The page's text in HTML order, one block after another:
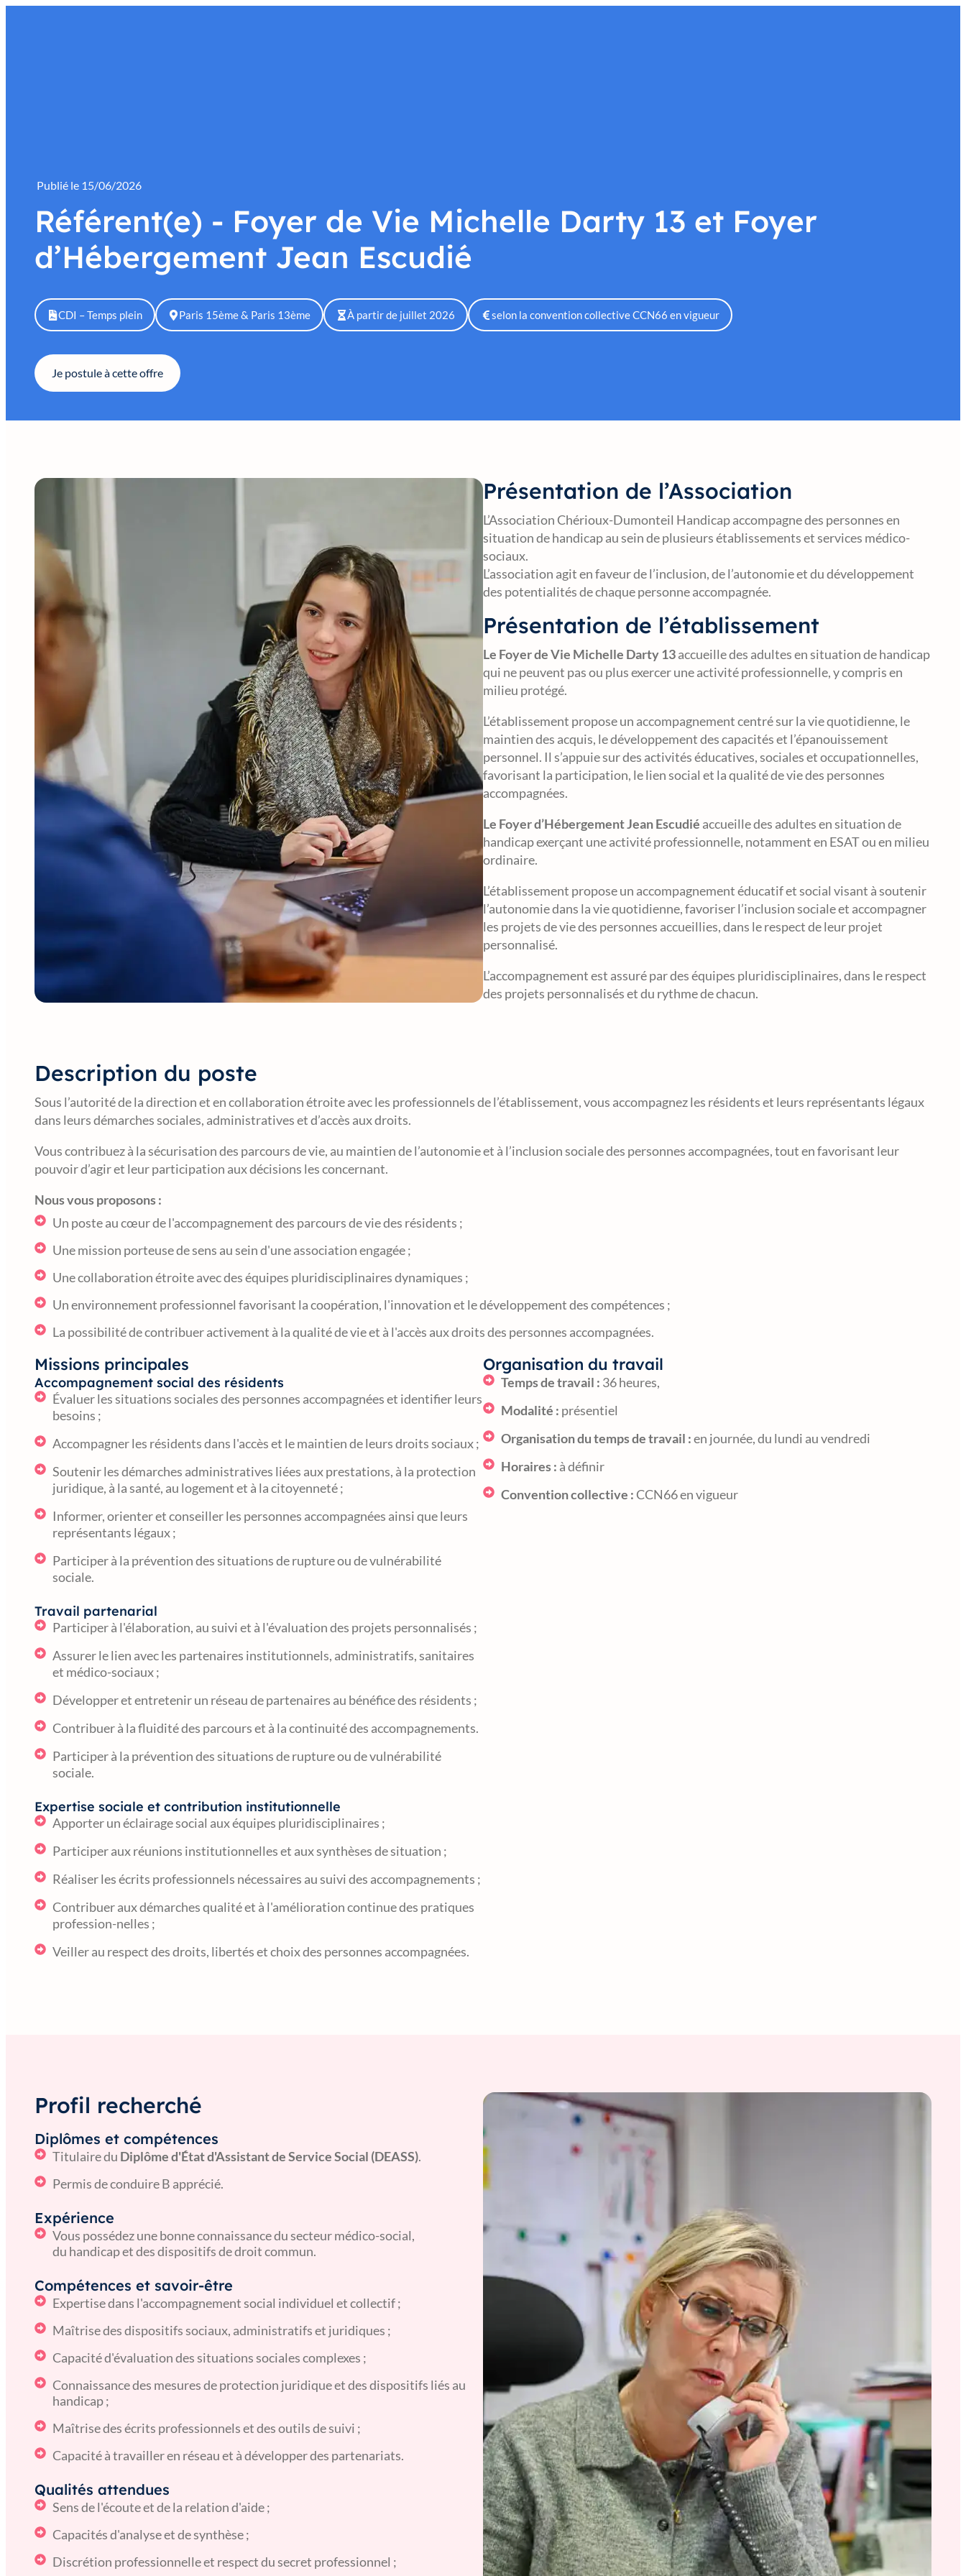
contenu
Publié le 15/06/2026
Référent(e) - Foyer de Vie Michelle Darty 13 et Foyer
d’Hébergement Jean Escudié
CDI – Temps plein Paris 15ème & Paris 13ème À partir de juillet 2026 selon la convention collective CCN66 en vigueur
Je postule à cette offre
Présentation de l’Association
L’Association Chérioux-Dumonteil Handicap accompagne des personnes en
situation de handicap au sein de plusieurs établissements et services médico-
sociaux.
L’association agit en faveur de l’inclusion, de l’autonomie et du développement
des potentialités de chaque personne accompagnée.
Présentation de l’établissement
Le Foyer de Vie Michelle Darty 13accueille des adultes en situation de handicap
qui ne peuvent pas ou plus exercer une activité professionnelle, y compris en
milieu protégé.
L’établissement propose un accompagnement centré sur la vie quotidienne, le
maintien des acquis, le développement des capacités et l’épanouissement
personnel. Il s’appuie sur des activités éducatives, sociales et occupationnelles,
favorisant la participation, le lien social et la qualité de vie des personnes
accompagnées.
Le Foyer d’Hébergement Jean Escudié accueille des adultes en situation de
handicap exerçant une activité professionnelle, notamment en ESAT ou en milieu
ordinaire.
L’établissement propose un accompagnement éducatif et social visant à soutenir
l’autonomie dans la vie quotidienne, favoriser l’inclusion sociale et accompagner
les projets de vie des personnes accueillies, dans le respect de leur projet
personnalisé.
L’accompagnement est assuré par des équipes pluridisciplinaires, dans le respect
des projets personnalisés et du rythme de chacun.
Description du poste
Sous l’autorité de la direction et en collaboration étroite avec les professionnels de l’établissement, vous accompagnez les résidents et leurs représentants légaux
dans leurs démarches sociales, administratives et d’accès aux droits.
Vous contribuez à la sécurisation des parcours de vie, au maintien de l’autonomie et à l’inclusion sociale des personnes accompagnées, tout en favorisant leur
pouvoir d’agir et leur participation aux décisions les concernant.
Nous vous proposons :
Un poste au cœur de l'accompagnement des parcours de vie des résidents ;
Une mission porteuse de sens au sein d'une association engagée ;
Une collaboration étroite avec des équipes pluridisciplinaires dynamiques ;
Un environnement professionnel favorisant la coopération, l'innovation et le développement des compétences ;
La possibilité de contribuer activement à la qualité de vie et à l'accès aux droits des personnes accompagnées.
Missions principales
Accompagnement social des résidents
Évaluer les situations sociales des personnes accompagnées et identifier leurs
besoins ;
Accompagner les résidents dans l'accès et le maintien de leurs droits sociaux ;
Soutenir les démarches administratives liées aux prestations, à la protection
juridique, à la santé, au logement et à la citoyenneté ;
Informer, orienter et conseiller les personnes accompagnées ainsi que leurs
représentants légaux ;
Participer à la prévention des situations de rupture ou de vulnérabilité
sociale.
Travail partenarial
Participer à l'élaboration, au suivi et à l'évaluation des projets personnalisés ;
Assurer le lien avec les partenaires institutionnels, administratifs, sanitaires
et médico-sociaux ;
Développer et entretenir un réseau de partenaires au bénéfice des résidents ;
Contribuer à la fluidité des parcours et à la continuité des accompagnements.
Participer à la prévention des situations de rupture ou de vulnérabilité
sociale.
Expertise sociale et contribution institutionnelle
Apporter un éclairage social aux équipes pluridisciplinaires ;
Participer aux réunions institutionnelles et aux synthèses de situation ;
Réaliser les écrits professionnels nécessaires au suivi des accompagnements ;
Contribuer aux démarches qualité et à l'amélioration continue des pratiques
profession-nelles ;
Veiller au respect des droits, libertés et choix des personnes accompagnées.
Organisation du travail
Temps de travail : 36 heures,
Modalité : présentiel
Organisation du temps de travail :en journée, du lundi au vendredi
Horaires : à définir
Convention collective :CCN66 en vigueur
Profil recherché
Diplômes et compétences
Titulaire du Diplôme d'État d'Assistant de Service Social (DEASS).
Permis de conduire B apprécié.
Expérience
Vous possédez une bonne connaissance du secteur médico-social,
du handicap et des dispositifs de droit commun.
Compétences et savoir-être
Expertise dans l'accompagnement social individuel et collectif ;
Maîtrise des dispositifs sociaux, administratifs et juridiques ;
Capacité d'évaluation des situations sociales complexes ;
Connaissance des mesures de protection juridique et des dispositifs liés au
handicap ;
Maîtrise des écrits professionnels et des outils de suivi ;
Capacité à travailler en réseau et à développer des partenariats.
Qualités attendues
Sens de l'écoute et de la relation d'aide ;
Capacités d'analyse et de synthèse ;
Discrétion professionnelle et respect du secret professionnel ;